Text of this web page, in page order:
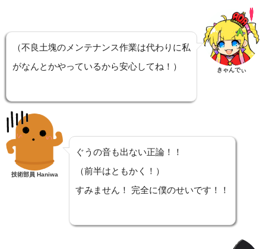
（不良土塊のメンテナンス作業は代わりに私
がなんとかやっているから安心してね！）
きゃんでぃ
技術部員 Haniwa
ぐうの音も出ない正論！！
（前半はともかく！）
すみません！ 完全に僕のせいです！！